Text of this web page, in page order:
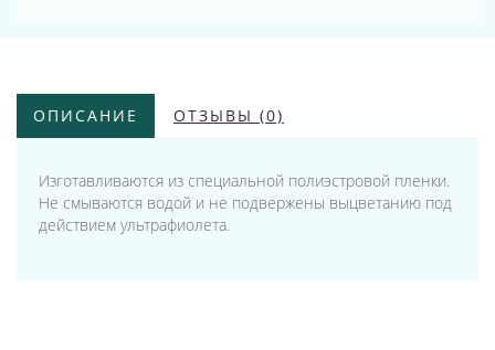
ОПИСАНИЕ ОТЗЫВЫ (0)
Изготавливаются из специальной полиэстровой пленки.
Не смываются водой и не подвержены выцветанию под
действием ультрафиолета.